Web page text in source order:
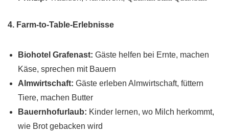
4. Farm-to-Table-Erlebnisse
Biohotel Grafenast: Gäste helfen bei Ernte, machen
Käse, sprechen mit Bauern
Almwirtschaft: Gäste erleben Almwirtschaft, füttern
Tiere, machen Butter
Bauernhofurlaub: Kinder lernen, wo Milch herkommt,
wie Brot gebacken wird